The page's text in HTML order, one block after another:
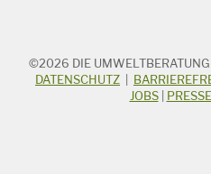
STICHWORTSUCHE
Suchbegriff
©2026 DIE UMWELTBERATUNG
DATENSCHUTZ
JOBS| PRESSE